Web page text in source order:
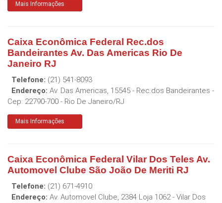
Mais Informações
Caixa Econômica Federal Rec.dos
Bandeirantes Av. Das Americas Rio De
Janeiro RJ
Telefone: (21) 541-8093
Endereço: Av. Das Americas, 15545 - Rec.dos Bandeirantes -
Cep: 22790-700 - Rio De Janeiro/RJ
Mais Informações
Caixa Econômica Federal Vilar Dos Teles Av.
Automovel Clube São João De Meriti RJ
Telefone: (21) 671-4910
Endereço: Av. Automovel Clube, 2384 Loja 1062 - Vilar Dos